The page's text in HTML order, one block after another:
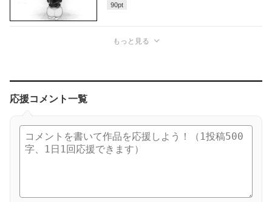
90pt
もっと見る
応援コメント一覧